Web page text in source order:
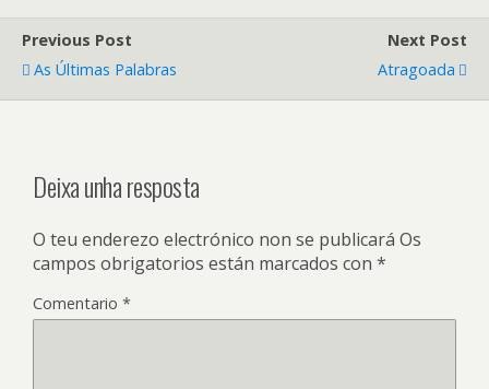
Previous Post
As Últimas Palabras
Next Post
Atragoada
Deixa unha resposta
O teu enderezo electrónico non se publicará Os
campos obrigatorios están marcados con *
Comentario *